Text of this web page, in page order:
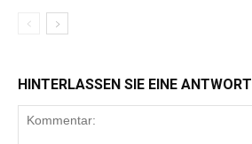
HINTERLASSEN SIE EINE ANTWORT